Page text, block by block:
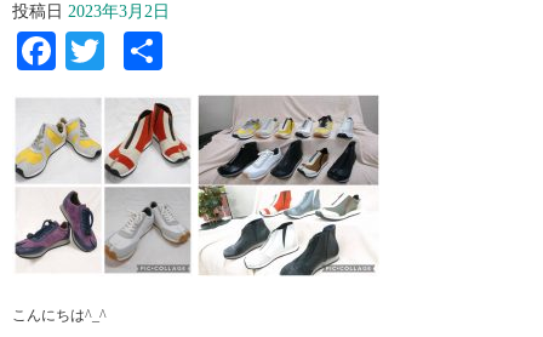
投稿日 2023年3月2日
Facebook
Twitter
有
こんにちは^_^